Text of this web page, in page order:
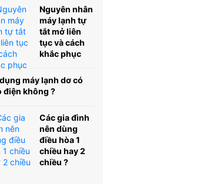
Nguyên nhân
máy lạnh tự
tắt mở liên
tục và cách
khắc phục
máy lạnh dơ có
điện không ?
Các gia đình
nên dùng
điều hòa 1
chiều hay 2
chiều ?